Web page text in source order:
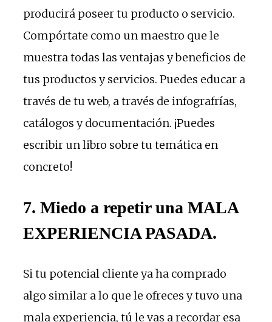
producirá poseer tu producto o servicio.
Compórtate como un maestro que le
muestra todas las ventajas y beneficios de
tus productos y servicios. Puedes educar a
través de tu web, a través de infografrías,
catálogos y documentación. ¡Puedes
escribir un libro sobre tu temática en
concreto!
7. Miedo a repetir una MALA
EXPERIENCIA PASADA.
Si tu potencial cliente ya ha comprado
algo similar a lo que le ofreces y tuvo una
mala experiencia, tú le vas a recordar esa